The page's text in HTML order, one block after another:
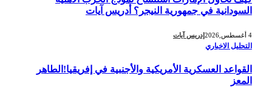
السودانية في جمهورية النيجر؟ أدريس آيات
إدريس آيات
التحليل الاخباري
القواعد العسكرية الأمريكية والأجنبية في إفريقيا!الطاهر
المعز